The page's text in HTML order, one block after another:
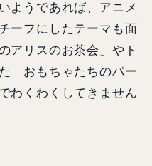
ようであれば、アニメ
ーフにしたテーマも面
アリスのお茶会」やト
「おもちゃたちのパー
わくわくしてきません